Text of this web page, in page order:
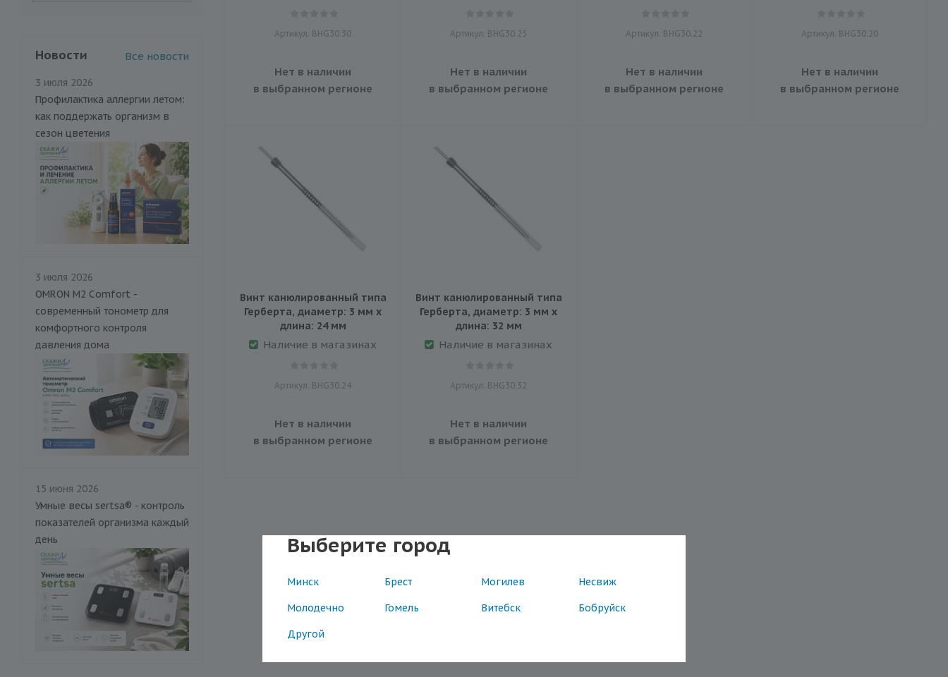
Выберите город
Минск Брест Могилев Несвиж
Молодечно Гомель Витебск Бобруйск
Другой
Артикул: BHG30.30
Нет в наличии
в выбранном регионе
Артикул: BHG30.25
Нет в наличии
в выбранном регионе
Артикул: BHG30.22
Нет в наличии
в выбранном регионе
Артикул: BHG30.20
Нет в наличии
в выбранном регионе
Винт канюлированный типа
Герберта, диаметр: 3 мм х
длина: 24 мм
Наличие в магазинах
Артикул: BHG30.24
Нет в наличии
в выбранном регионе
Винт канюлированный типа
Герберта, диаметр: 3 мм х
длина: 32 мм
Наличие в магазинах
Артикул: BHG30.32
Нет в наличии
в выбранном регионе
Новости Все новости
3 июля 2026
Профилактика аллергии летом:
как поддержать организм в
сезон цветения
3 июля 2026
OMRON M2 Comfort -
современный тонометр для
комфортного контроля
давления дома
15 июня 2026
Умные весы sertsa® - контроль
показателей организма каждый
день